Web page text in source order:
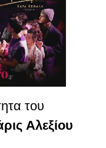
του
Αλεξίου